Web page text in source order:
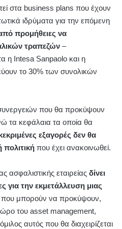
στα business plans που έχουν
ιδρύματα για την επόμενη
προμήθειες να
τραπεζών –
η Intesa Sanpaolo και η
το 30% των συνολικών
που θα προκύψουν
τα κεφάλαια τα οποία θα
εξαγορές δεν θα
που έχει ανακοινωθεί.
ασφαλιστικής εταιρείας δίνει
για την εκμετάλλευση μιας
που μπορούν να προκύψουν,
του asset management,
αυτός που θα διαχειρίζεται